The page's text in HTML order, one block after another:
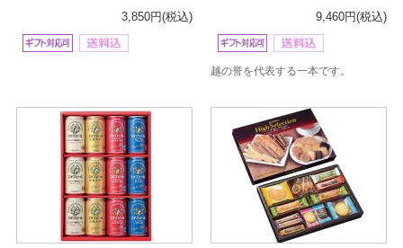
3,850円(税込) 9,460円(税込)
越の誉を代表する一本です。